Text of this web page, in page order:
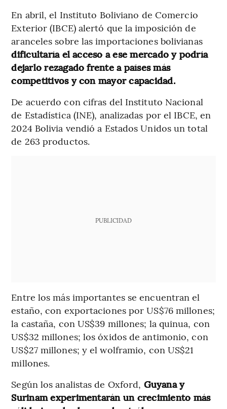
En abril, el Instituto Boliviano de Comercio
Exterior (IBCE) alertó que la imposición de
aranceles sobre las importaciones bolivianas
dificultaría el acceso a ese mercado y podría
dejarlo rezagado frente a países más
competitivos y con mayor capacidad.
De acuerdo con cifras del Instituto Nacional
de Estadística (INE), analizadas por el IBCE, en
2024 Bolivia vendió a Estados Unidos un total
de 263 productos.
PUBLICIDAD
Entre los más importantes se encuentran el
estaño, con exportaciones por US$76 millones;
la castaña, con US$39 millones; la quinua, con
US$32 millones; los óxidos de antimonio, con
US$27 millones; y el wolframio, con US$21
millones.
Según los analistas de Oxford, Guyana y
Surinam experimentarán un crecimiento más